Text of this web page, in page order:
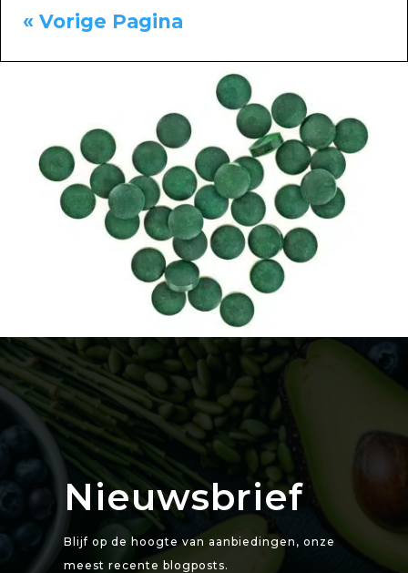
« Vorige Pagina
Nieuwsbrief
Blijf op de hoogte van aanbiedingen, onze
meest recente blogposts.